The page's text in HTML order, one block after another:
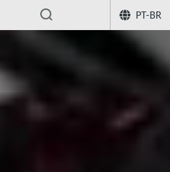
PT-BR